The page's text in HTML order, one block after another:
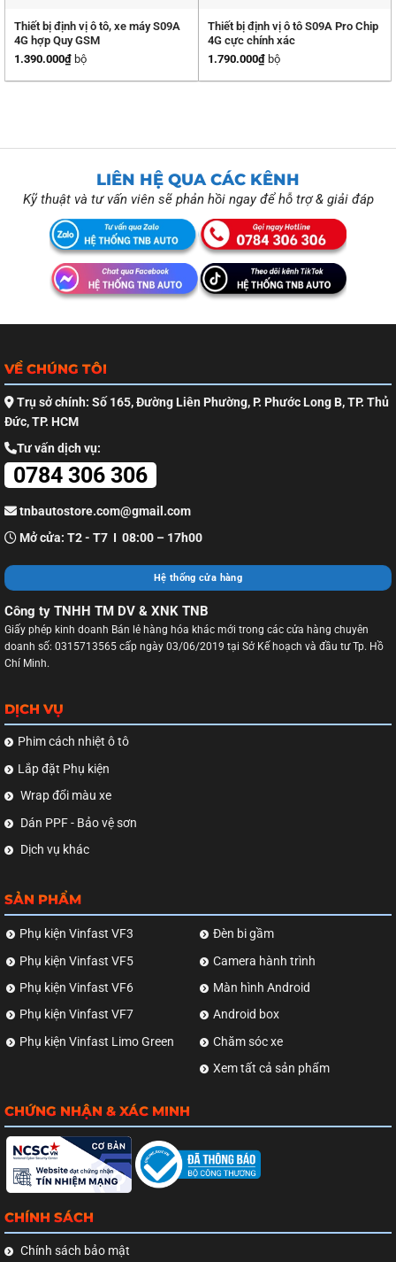
Thiết bị định vị ô tô, xe máy S09A
4G hợp Quy GSM
1.390.000₫ bộ
Thiết bị định vị ô tô S09A Pro Chip
4G cực chính xác
1.790.000₫bộ
LIÊN HỆ QUA CÁC KÊNH
Kỹ thuật và tư vấn viên sẽ phản hồi ngay để hỗ trợ & giải đáp
VỀ CHÚNG TÔI
Trụ sở chính: Số 165, Đường Liên Phường, P. Phước Long B, TP. Thủ
Đức, TP. HCM
Tư vấn dịch vụ:
0784 306 306
tnbautostore.com@gmail.com
Mở cửa: T2 - T7 I 08:00 – 17h00
Hệ thống cửa hàng
Công ty TNHH TM DV & XNK TNB
Giấy phép kinh doanh Bán lẻ hàng hóa khác mới trong các cửa hàng chuyên
doanh số: 0315713565 cấp ngày 03/06/2019 tại Sở Kế hoạch và đầu tư Tp. Hồ
Chí Minh.
DỊCH VỤ
Phim cách nhiệt ô tô
Lắp đặt Phụ kiện
Wrap đổi màu xe
Dán PPF - Bảo vệ sơn
Dịch vụ khác
SẢN PHẨM
Phụ kiện Vinfast VF3
Phụ kiện Vinfast VF5
Phụ kiện Vinfast VF6
Phụ kiện Vinfast VF7
Phụ kiện Vinfast Limo Green
Đèn bi gầm
Camera hành trình
Màn hình Android
Android box
Chăm sóc xe
Xem tất cả sản phẩm
CHỨNG NHẬN & XÁC MINH
CHÍNH SÁCH
Chính sách bảo mật